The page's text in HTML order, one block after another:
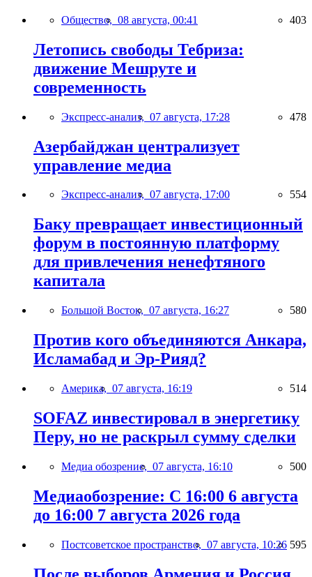
Общество, 08 августа, 00:41 403
Летопись свободы Тебриза:
движение Мешруте и
современность
Экспресс-анализ, 07 августа, 17:28 478
Азербайджан централизует
управление медиа
Экспресс-анализ, 07 августа, 17:00 554
Баку превращает инвестиционный
форум в постоянную платформу
для привлечения ненефтяного
капитала
Большой Восток, 07 августа, 16:27 580
Против кого объединяются Анкара,
Исламабад и Эр-Рияд?
Америка, 07 августа, 16:19 514
SOFAZ инвестировал в энергетику
Перу, но не раскрыл сумму сделки
Медиа обозрение, 07 августа, 16:10 500
Медиаобозрение: С 16:00 6 августа
до 16:00 7 августа 2026 года
Постсоветское пространство, 07 августа, 10:26 595